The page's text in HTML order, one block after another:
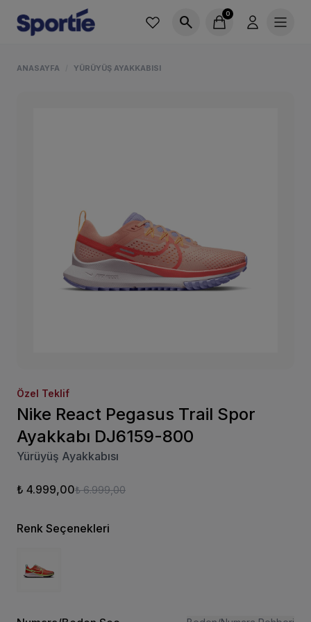
search 0
ANASAYFA YÜRÜYÜŞ AYAKKABISI
Özel Teklif
Nike React Pegasus Trail Spor
Ayakkabı DJ6159-800
Yürüyüş Ayakkabısı
₺ 4.999,00₺ 6.999,00
Renk Seçenekleri